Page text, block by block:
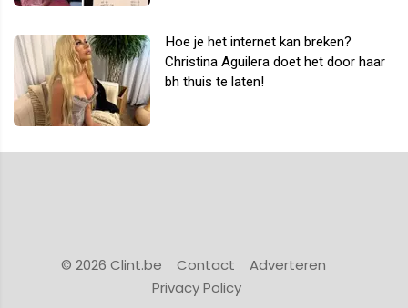
Hoe je het internet kan breken?
Christina Aguilera doet het door haar
bh thuis te laten!
© 2026 Clint.be Contact
Adverteren
Privacy Policy